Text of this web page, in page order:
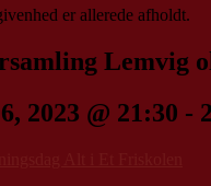
er allerede afholdt.
Lemvig
2023 @ 21:30 -